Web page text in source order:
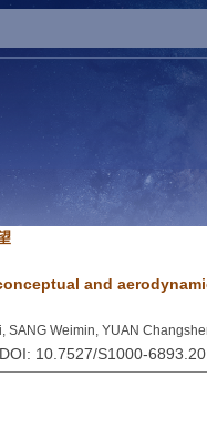
and
SANG Weimin, YUAN
10.7527/S1000-